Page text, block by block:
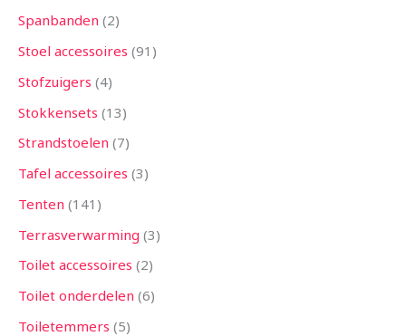
Spanbanden 2
Stoel accessoires 91
Stofzuigers 4
Stokkensets 13
Strandstoelen 7
Tafel accessoires 3
Tenten 141
Terrasverwarming 3
Toilet accessoires 2
Toilet onderdelen 6
Toiletemmers 5